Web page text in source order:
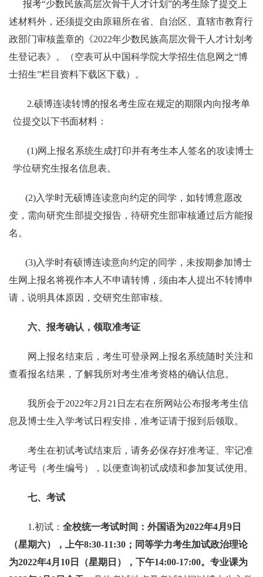
报考“少数民族高层次骨干人才计划”的考生除了提交上
述材料外，还须提交由原籍所在省、自治区、直辖市教育行
政部门审核盖章的《2022年少数民族高层次骨干人才计划考
生登记表》。（空表可从中国科学院大学招生信息网之“博
士招生”栏目 资料下载区下载）。
2.硕博连读转博的报名考生应在规定的期限内向报考单
位提交以下书面材料：
(1)网上报名系统生成打印并有考生本人签名的攻读博士
学位研究生报名信息表。
(2)入学时无硕博连读意向约定的同学，如转博意愿改
变，需向研究生部提交报告，待研究生部审核通过后方能报
名。
(3)入学时有硕博连读意向约定的同学，未按期参加博士
生网上报名将视作本人不申请转博，须由本人提出不转博申
请，说明具体原因，交研究生部审核。
六、报考确认，领取准考证
网上报名结束后，考生可登录网上报名系统随时关注和
查看报名结果，了解我所对考生准考资格的确认信息。
我所会于2022年2 月 21 日左右在所网站公布报考考生信
息及博士生入学考试日程安排，准考证请于报到后领取。
考生在初试考试结束后，请务必保存好准考证、牢记准
考证号（考生编号），以便查询初试成绩和参加复试使用。
七、考试
1.初试： 全校统一考试时间：外国语为2022年4月 9 日
（星期六），上午8:30-11:30 ；同等学力考生加试政治理论
为2022年4月 10 日（星期日），下午14:00-17:00。专业课为